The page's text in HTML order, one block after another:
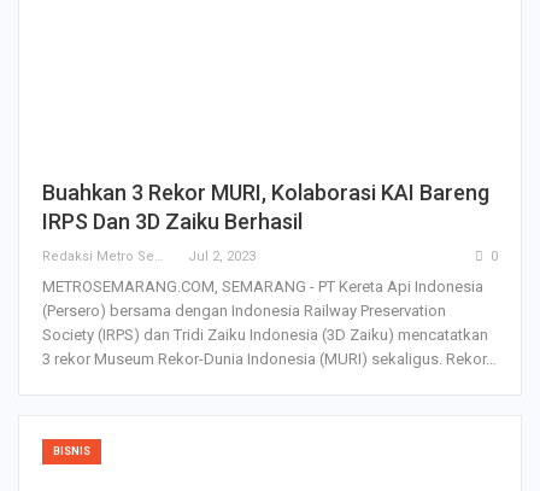
Buahkan 3 Rekor MURI, Kolaborasi KAI Bareng
IRPS Dan 3D Zaiku Berhasil
Redaksi Metro Semarang Jul 2, 2023 0
METROSEMARANG.COM, SEMARANG - PT Kereta Api Indonesia
(Persero) bersama dengan Indonesia Railway Preservation
Society (IRPS) dan Tridi Zaiku Indonesia (3D Zaiku) mencatatkan
3 rekor Museum Rekor-Dunia Indonesia (MURI) sekaligus. Rekor…
BISNIS